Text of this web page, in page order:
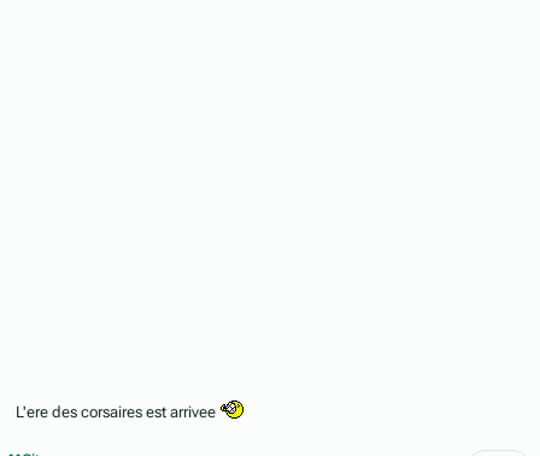
L'ere des corsaires est arrivee